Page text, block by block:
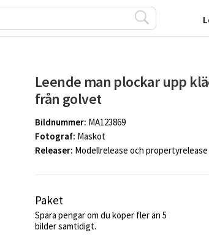
Leende man plockar upp
från golvet
Bildnummer: MA123869
Fotograf: Maskot
Releaser: Modellrelease och propertyrelease
Paket
Spara pengar om du köper fler än 5
bilder samtidigt.